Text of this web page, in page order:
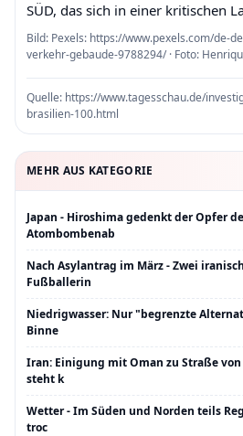
SÜD, das sich in einer kritischen
Bild: Pexels: https://www.pexels.com/de-
verkehr-gebaude-9788294/ · Foto:
Quelle: https://www.tagesschau.de/
brasilien-100.html
MEHR AUS KATEGORIE
Japan - Hiroshima gedenkt der Opfer
Atombombenab
Nach Asylantrag im März - Zwei
Fußballerin
Niedrigwasser: Nur "begrenzte
Binne
Iran: Einigung mit Oman zu Straße
steht k
Wetter - Im Süden und Norden teils
troc